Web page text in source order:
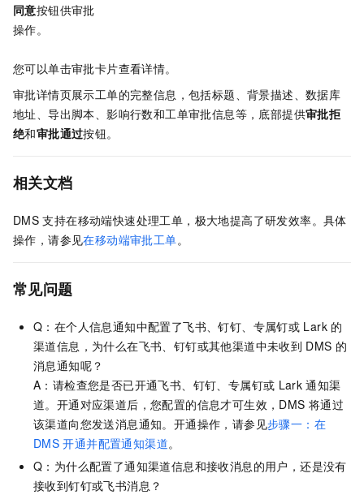
同意按钮供审批
操作。
您可以单击审批卡片查看详情。
审批详情页展示工单的完整信息，包括标题、背景描述、数据库
地址、导出脚本、影响行数和工单审批信息等，底部提供审批拒
绝和审批通过按钮。
相关文档
DMS 支持在移动端快速处理工单，极大地提高了研发效率。具体
操作，请参见在移动端审批工单。
常见问题
Q：在个人信息通知中配置了飞书、钉钉、专属钉或 Lark 的
渠道信息，为什么在飞书、钉钉或其他渠道中未收到 DMS 的
消息通知呢？
A：请检查您是否已开通飞书、钉钉、专属钉或 Lark 通知渠
道。开通对应渠道后，您配置的信息才可生效，DMS 将通过
该渠道向您发送消息通知。开通操作，请参见步骤一：在
DMS 开通并配置通知渠道。
Q：为什么配置了通知渠道信息和接收消息的用户，还是没有
接收到钉钉或飞书消息？